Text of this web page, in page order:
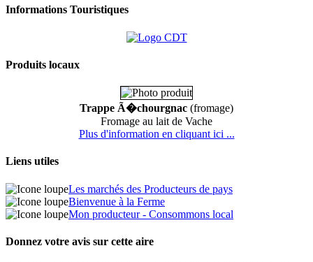
Informations Touristiques
Produits locaux
Trappe Ã�chourgnac (fromage)
Fromage au lait de Vache
Plus d'information en cliquant ici ...
Liens utiles
Les marchés des Producteurs de pays
Bienvenue à la Ferme
Mon producteur - Consommons local
Donnez votre avis sur cette aire